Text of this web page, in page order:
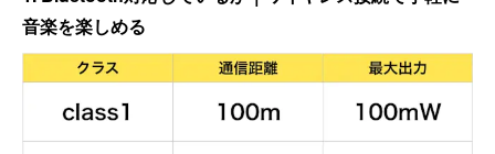
音楽を楽しめる